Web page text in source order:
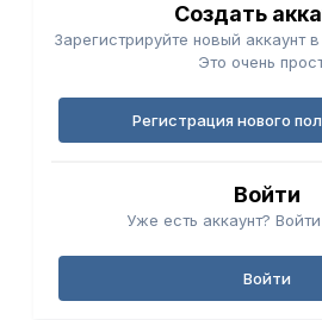
Создать
Зарегистрируйте новый аккаунт
Это очень
Регистрация нового
Войти
Уже есть аккаунт?
Войти